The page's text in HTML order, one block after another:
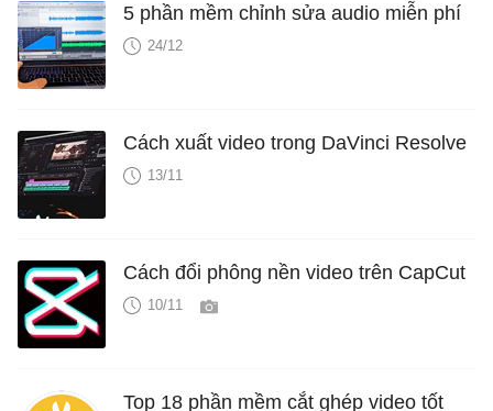
5 phần mềm chỉnh sửa audio miễn phí
24/12
Cách xuất video trong DaVinci Resolve
13/11
Cách đổi phông nền video trên CapCut
10/11
Top 18 phần mềm cắt ghép video tốt